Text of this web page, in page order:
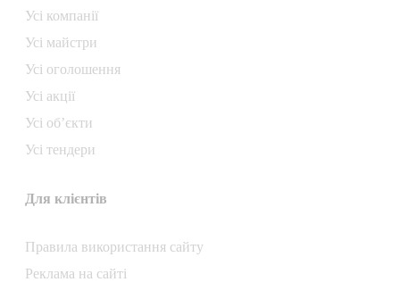
Усі компанії
Усі майстри
Усі оголошення
Усі акції
Усі об’єкти
Усі тендери
Для клієнтів
Правила використання сайту
Реклама на сайті